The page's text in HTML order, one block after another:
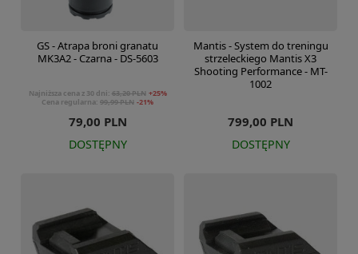
GS - Atrapa broni granatu
MK3A2 - Czarna - DS-5603
79,00 PLN
Najniższa cena z 30 dni: 63,20 PLN +25%
Cena regularna: 99,99 PLN -21%
DOSTĘPNY
Mantis - System do treningu
strzeleckiego Mantis X3
Shooting Performance - MT-
1002
799,00 PLN
DOSTĘPNY